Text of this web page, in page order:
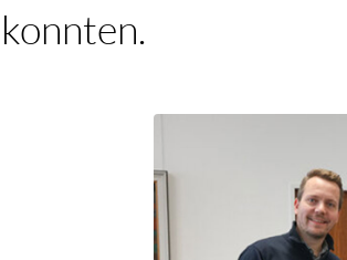
konnten.